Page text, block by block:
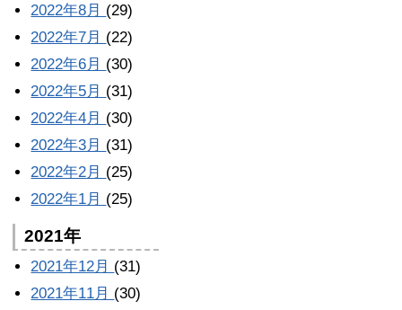
2022年8月 (29)
2022年7月 (22)
2022年6月 (30)
2022年5月 (31)
2022年4月 (30)
2022年3月 (31)
2022年2月 (25)
2022年1月 (25)
2021年
2021年12月 (31)
2021年11月 (30)